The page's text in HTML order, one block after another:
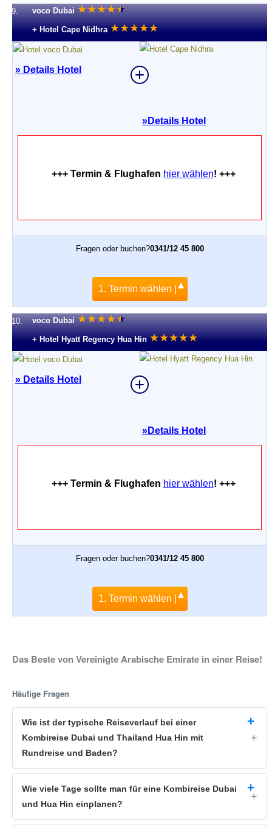
9. voco Dubai ★★★★★
★
+ Hotel Cape Nidhra ★★★★★
» Details Hotel
»Details Hotel
+++ Termin & Flughafen hier wählen! +++
Fragen oder buchen?0341/12 45 800
1. Termin wählen |
10. voco Dubai ★★★★★
★
+ Hotel Hyatt Regency Hua Hin ★★★★★
» Details Hotel
»Details Hotel
+++ Termin & Flughafen hier wählen! +++
Fragen oder buchen?0341/12 45 800
1. Termin wählen |
Das Beste von Vereinigte Arabische Emirate in einer Reise!
Häufige Fragen
Wie ist der typische Reiseverlauf bei einer
Kombireise Dubai und Thailand Hua Hin mit
Rundreise und Baden?
Wie viele Tage sollte man für eine Kombireise Dubai
und Hua Hin einplanen?